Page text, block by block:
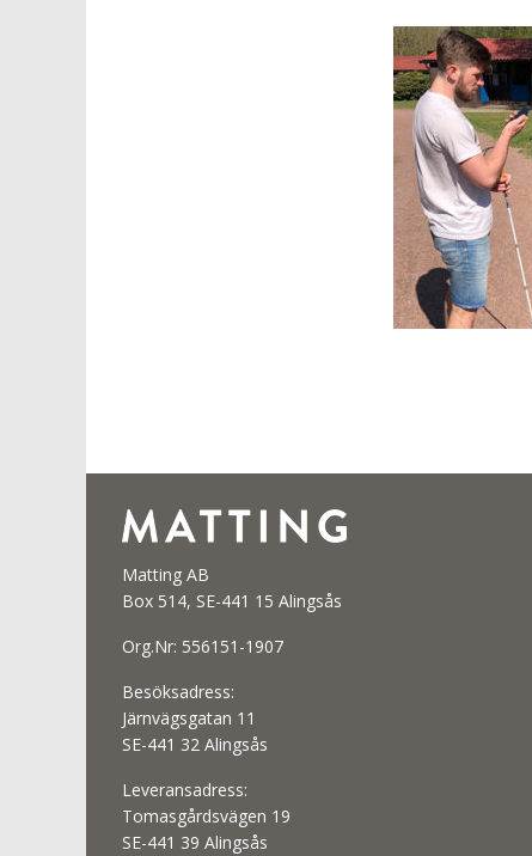
Matting AB
Box 514, SE-441 15 Alingsås
Org.Nr: 556151-1907
Besöksadress:
Järnvägsgatan 11
SE-441 32 Alingsås
Leveransadress:
Tomasgårdsvägen 19
SE-441 39 Alingsås